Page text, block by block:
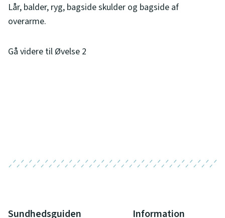
Lår, balder, ryg, bagside skulder og bagside af
overarme.
Gå videre til Øvelse 2
Sundhedsguiden Information